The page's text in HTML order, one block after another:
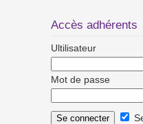
Accès adhérents
Ultilisateur
Mot de passe